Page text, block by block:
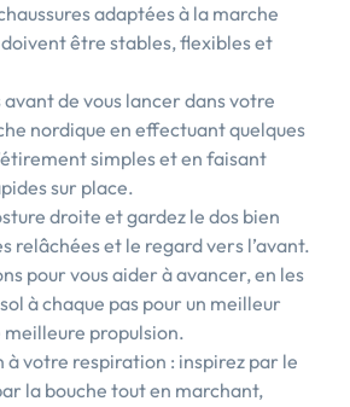
adaptées à la marche
être stables, flexibles et
de vous lancer dans votre
nordique en effectuant quelques
simples et en faisant
sur place.
droite et gardez le dos bien
relâchées et le regard vers l’avant.
pour vous aider à avancer, en les
à chaque pas pour un meilleur
propulsion.
à votre respiration : inspirez par le
la bouche tout en marchant,